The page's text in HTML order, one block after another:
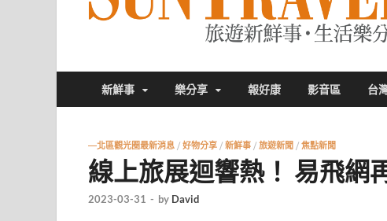
新鮮事 樂分享 報好康 影音區 台
—北區觀光圈最新消息 / 好物分享 / 新鮮事 / 旅遊新聞 / 焦點新聞
線上旅展迴響熱！ 易飛網
2023-03-31 - by David